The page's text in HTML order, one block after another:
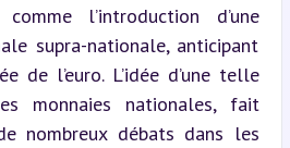
l’introduction d’une
supra-nationale, anticipant
de l’euro. L’idée d’une telle
monnaies nationales, fait
nombreux débats dans les